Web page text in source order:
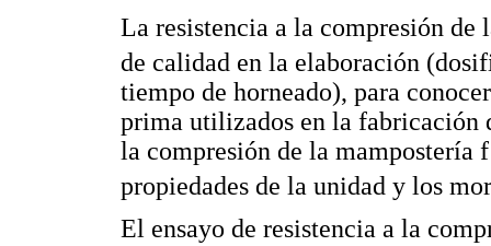
La resistencia a la compresión
de calidad en la elaboración
tiempo de horneado), para
prima utilizados en la fabricación
la compresión de la mampostería
propiedades de la unidad y los
El ensayo de resistencia a la